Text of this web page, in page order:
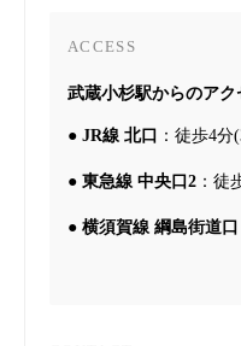
ACCESS
武蔵小杉駅からのアク
● JR線 北口 ：徒歩4分
● 東急線 中央口2 ：徒
● 横須賀線 綱島街道口